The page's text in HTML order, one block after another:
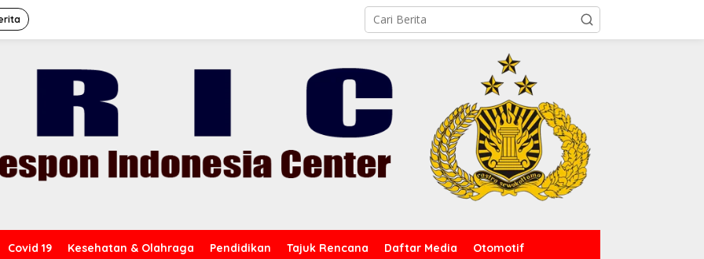
Covid 19 Kesehatan & Olahraga Pendidikan Tajuk Rencana Daftar Media Otomotif